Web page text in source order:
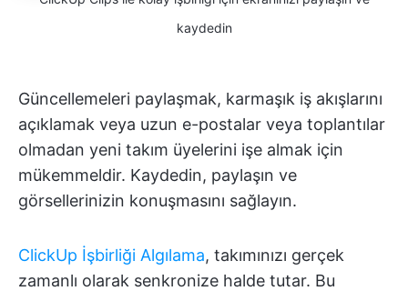
kaydedin
Güncellemeleri paylaşmak, karmaşık iş akışlarını
açıklamak veya uzun e-postalar veya toplantılar
olmadan yeni takım üyelerini işe almak için
mükemmeldir. Kaydedin, paylaşın ve
görsellerinizin konuşmasını sağlayın.
ClickUp İşbirliği Algılama, takımınızı gerçek
zamanlı olarak senkronize halde tutar. Bu